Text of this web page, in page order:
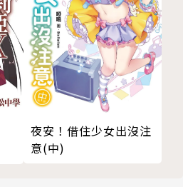
夜安！借住少女出沒注
意(中)